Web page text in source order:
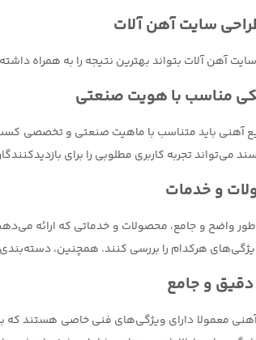
سایت آهن آلات
سایت آهن آلات بتواند بهترین نتیجه را به همراه
مناسب با هویت صنعتی
آهنی باید متناسب با ماهیت صنعتی و تخصصی
می‌تواند تجربه کاربری مطلوبی را برای
و خدمات
واضح و جامع، محصولات و خدماتی که ارائه
هرکدام را بررسی کنند. همچنین، دسته‌بندی
دقیق و جامع
معمولا دارای ویژگی‌های فنی خاصی هستند که